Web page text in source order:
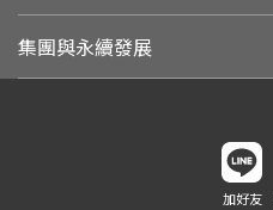
集團與永續發展
加好友